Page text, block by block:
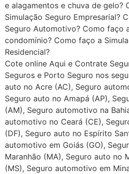
e alagamentos e chuva de gelo?
Simulação Seguro Empresarial?
Seguro Automotivo? Como faço
condomínio? Como faço a
Residencial?
Cote online Aqui e Contrate
Seguros e Porto Seguro nos
auto no Acre (AC), Seguro
Seguro auto no Amapá (AP),
(AM), Seguro automotivo na
automotivo no Ceará (CE),
(DF), Seguro auto no Espírito
automotivo em Goiás (GO),
Maranhão (MA), Seguro auto no
(MS), Seguro automotivo em